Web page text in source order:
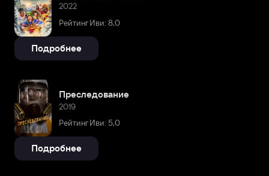
2022
Рейтинг Иви: 8,0
Подробнее
Преследование
2019
Рейтинг Иви: 5,0
Подробнее